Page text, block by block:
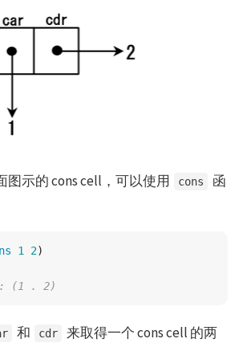
图示的 cons cell，可以使用 cons
函
1 2)
(1 . 2)
和 cdr
来取得一个 cons cell 的两